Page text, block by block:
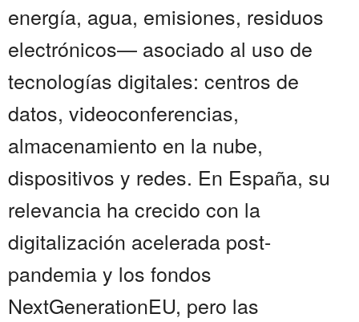
energía, agua, emisiones, residuos
electrónicos— asociado al uso de
tecnologías digitales: centros de
datos, videoconferencias,
almacenamiento en la nube,
dispositivos y redes. En España, su
relevancia ha crecido con la
digitalización acelerada post-
pandemia y los fondos
NextGenerationEU, pero las